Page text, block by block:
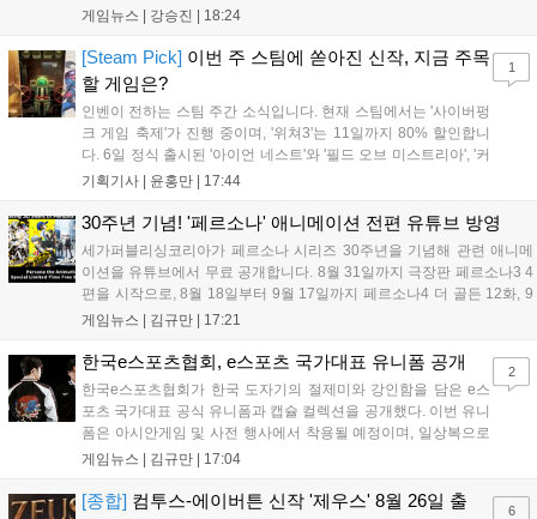
기록했습니다. 25주년을 맞은 '고스트 리콘' 시리즈는 8월 6일 쇼
'마블 투혼: 파이팅 소울즈'와 레트로 수리 시뮬레이션 '리스토
리'도 스팀에 정식 출시되었습니다....
게임뉴스 | 강승진 | 18:24
[Steam Pick] 이번 주 스팀에 쏟아진 신작, 지금 주목
할 게임은?
인벤이 전하는 스팀 주간 소식입니다. 현재 스팀에서는 '사이버펑
크 게임 축제'가 진행 중이며, '위쳐3'는 11일까지 80% 할인합니
다. 6일 정식 출시된 '아이언 네스트'와 '필드 오브 미스트리아', '커
세어 코브'가 호평받고 있습니다. 한편, 7일 출시된 '마블 투혼'은
다. 유비소프트의 '고스트리콘: 와일드랜드'는 7년 만의 대규모 업
기획기사 | 윤홍만 | 17:44
1
30주년 기념! '페르소나' 애니메이션 전편 유튜브 방영
세가퍼블리싱코리아가 페르소나 시리즈 30주년을 기념해 관련 애니메
이션을 유튜브에서 무료 공개합니다. 8월 31일까지 극장판 페르소나3 4
편을 시작으로, 8월 18일부터 9월 17일까지 페르소나4 더 골든 12화, 9
월 15일부터 10월 14일까지 페르소나5 시리즈가 순차 공개됩니다. 또한
영상 및 대형 전광판에 소개될 예정입니다....
게임뉴스 | 김규만 | 17:21
한국e스포츠협회, e스포츠 국가대표 유니폼 공개
한국e스포츠협회가 한국 도자기의 절제미와 강인함을 담은 e스
포츠 국가대표 공식 유니폼과 캡슐 컬렉션을 공개했다. 이번 유니
폼은 아시안게임 및 사전 행사에서 착용될 예정이며, 일상복으로
구성된 컬렉션은 오는 8월 28일부터 골스튜디오 공식 홈페이지
서는 대회 규정에 따라 별도의 유니폼을 착용할 계획이다....
게임뉴스 | 김규만 | 17:04
2
[종합] 컴투스-에이버튼 신작 '제우스' 8월 26일 출
6